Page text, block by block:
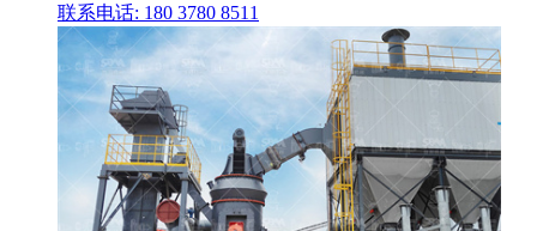
联系电话: 180 3780 8511